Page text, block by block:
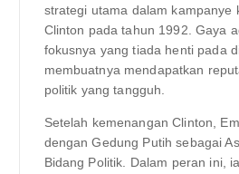
strategi utama dalam kampanye
Clinton pada tahun 1992. Gaya
fokusnya yang tiada henti pada
membuatnya mendapatkan
politik yang tangguh.
Setelah kemenangan Clinton,
dengan Gedung Putih sebagai
Bidang Politik. Dalam peran ini,